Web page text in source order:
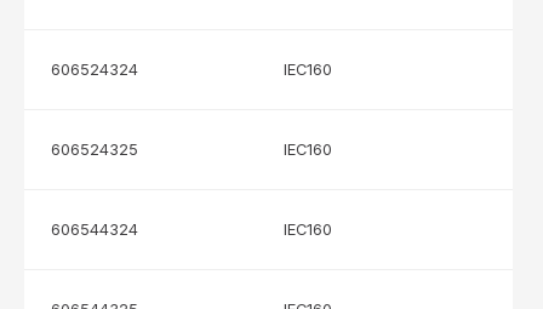
606524324 IEC160
606524325 IEC160
606544324 IEC160